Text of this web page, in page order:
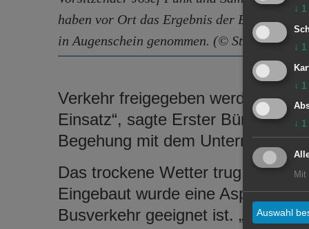
haben vor Ort das Ergebnis der Bauarbeiten
in Augenschein genommen. (© Stadt Aalen)
Verkehr freigegeben werden. Ich
Einsatz“, sagte Erster
Begehung mit dem Unternehmer
Das trockene Wetter trug zum
Eingebaut wurde eine
Busverkehr geeignet ist. „Die
↓ 1
↓ 1
↓ 1
↓ 1
Mit
Auswahl